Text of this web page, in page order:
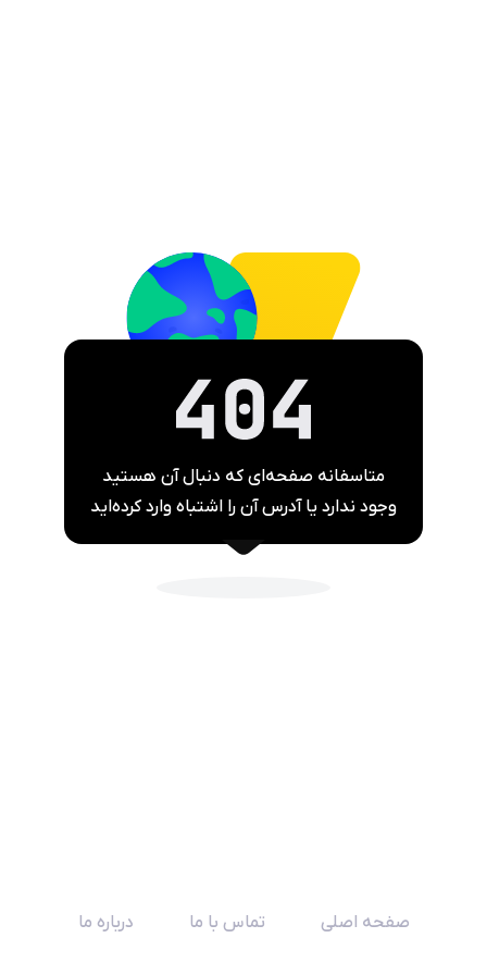
متاسفانه صفحه‌ای که دنبال آن هستید
وجود ندارد یا آدرس آن را اشتباه وارد کرده‌اید
صفحه اصلی تماس با ما درباره ما